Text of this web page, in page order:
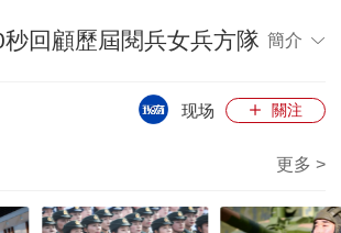
回顧歷屆閱兵女兵方隊 簡介
關注
现场
更多 >